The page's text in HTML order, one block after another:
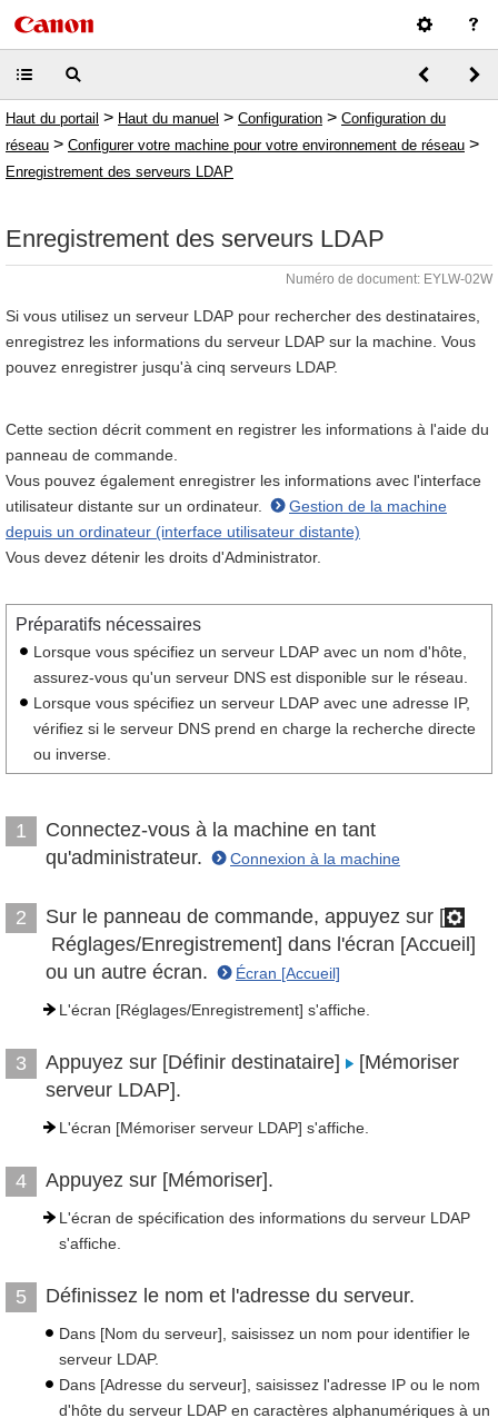
Haut du portail > Haut du manuel > Configuration > Configuration du
réseau > Configurer votre machine pour votre environnement de réseau >
Enregistrement des serveurs LDAP
Enregistrement des serveurs LDAP
Numéro de document: EYLW-02W
Si vous utilisez un serveur LDAP pour rechercher des destinataires,
enregistrez les informations du serveur LDAP sur la machine. Vous
pouvez enregistrer jusqu'à cinq serveurs LDAP.
Cette section décrit comment en registrer les informations à l'aide du
panneau de commande.
Vous pouvez également enregistrer les informations avec l'interface
utilisateur distante sur un ordinateur.
Gestion de la machine
depuis un ordinateur (interface utilisateur distante)
Vous devez détenir les droits d'Administrator.
Préparatifs nécessaires
Lorsque vous spécifiez un serveur LDAP avec un nom d'hôte,
assurez-vous qu'un serveur DNS est disponible sur le réseau.
Lorsque vous spécifiez un serveur LDAP avec une adresse IP,
vérifiez si le serveur DNS prend en charge la recherche directe
ou inverse.
1
Connectez-vous à la machine en tant
qu'administrateur.
Connexion à la machine
2
Sur le panneau de commande, appuyez sur [
Réglages/Enregistrement] dans l'écran [Accueil]
ou un autre écran.
Écran [Accueil]
L'écran [Réglages/Enregistrement] s'affiche.
3 Appuyez sur [Définir destinataire]
[Mémoriser
serveur LDAP].
L'écran [Mémoriser serveur LDAP] s'affiche.
4 Appuyez sur [Mémoriser].
L'écran de spécification des informations du serveur LDAP
s'affiche.
5 Définissez le nom et l'adresse du serveur.
Dans [Nom du serveur], saisissez un nom pour identifier le
serveur LDAP.
Dans [Adresse du serveur], saisissez l'adresse IP ou le nom
d'hôte du serveur LDAP en caractères alphanumériques à un